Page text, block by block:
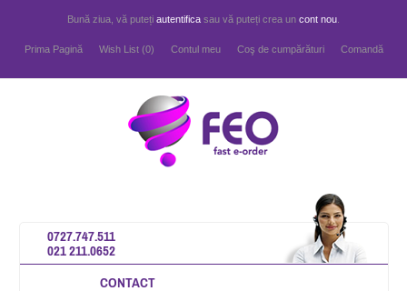
Bună ziua, vă puteți autentifica sau vă puteți crea un cont nou
Prima Pagină Wish List (0) Contul meu Coş de cumpărături Comandă
0727.747.511
021 211.0652
CONTACT